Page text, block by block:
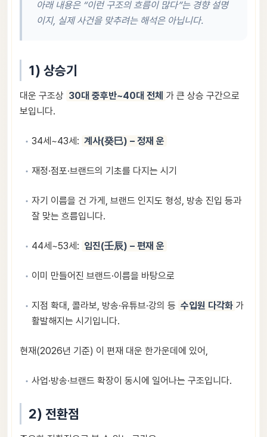
아래 내용은 “이런 구조의 흐름이 많다”는 경향 설명
이지, 실제 사건을 맞추려는 해석은 아닙니다.
1) 상승기
대운 구조상 30대 중후반~40대 전체 가 큰 상승 구간으로
보입니다.
34세~43세: 계사(癸巳) – 정재 운
재정·점포·브랜드의 기초를 다지는 시기
자기 이름을 건 가게, 브랜드 인지도 형성, 방송 진입 등과
잘 맞는 흐름입니다.
44세~53세: 임진(壬辰) – 편재 운
이미 만들어진 브랜드·이름을 바탕으로
지점 확대, 콜라보, 방송·유튜브·강의 등 수입원 다각화 가
활발해지는 시기입니다.
현재(2026년 기준) 이 편재 대운 한가운데에 있어,
사업·방송·브랜드 확장이 동시에 일어나는 구조입니다.
2) 전환점